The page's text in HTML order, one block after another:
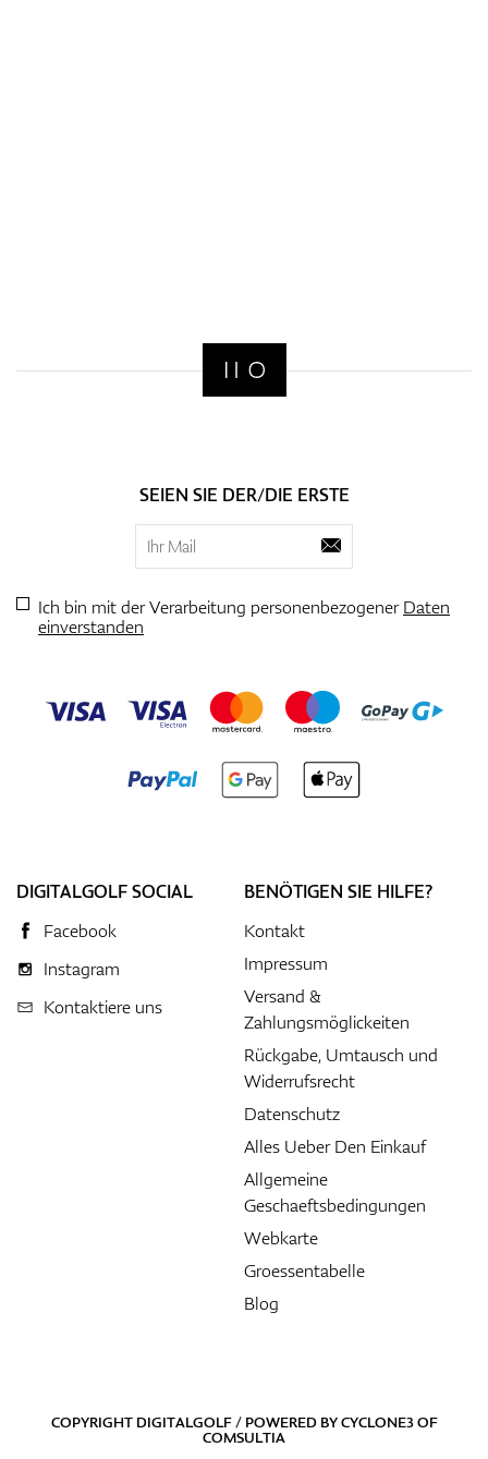
SEIEN SIE DER/DIE ERSTE
Ich bin mit der Verarbeitung personenbezogenerDaten
einverstanden
DIGITALGOLF SOCIAL
Facebook
Instagram
Kontaktiere uns
BENÖTIGEN SIE HILFE?
Kontakt
Impressum
Versand &
Zahlungsmöglickeiten
Rückgabe, Umtausch und
Widerrufsrecht
Datenschutz
Alles Ueber Den Einkauf
Allgemeine
Geschaeftsbedingungen
Webkarte
Groessentabelle
Blog
COPYRIGHT DIGITALGOLF / POWERED BYCYCLONE3OF
COMSULTIA